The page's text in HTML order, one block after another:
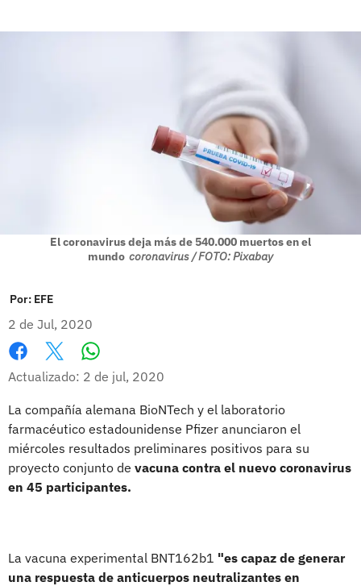
El coronavirus deja más de 540.000 muertos en el
mundo coronavirus / FOTO: Pixabay
Por: EFE
2 de Jul, 2020
Facebook
X
Actualizado: 2 de jul, 2020
La compañía alemana BioNTech y el laboratorio
farmacéutico estadounidense Pfizer anunciaron el
miércoles resultados preliminares positivos para su
proyecto conjunto de vacuna contra el nuevo coronavirus
en 45 participantes.
La vacuna experimental BNT162b1 "es capaz de generar
una respuesta de anticuerpos neutralizantes en